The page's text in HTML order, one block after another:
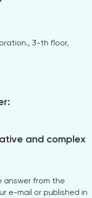
3-th floor,
and complex
answer from the
e-mail or published in